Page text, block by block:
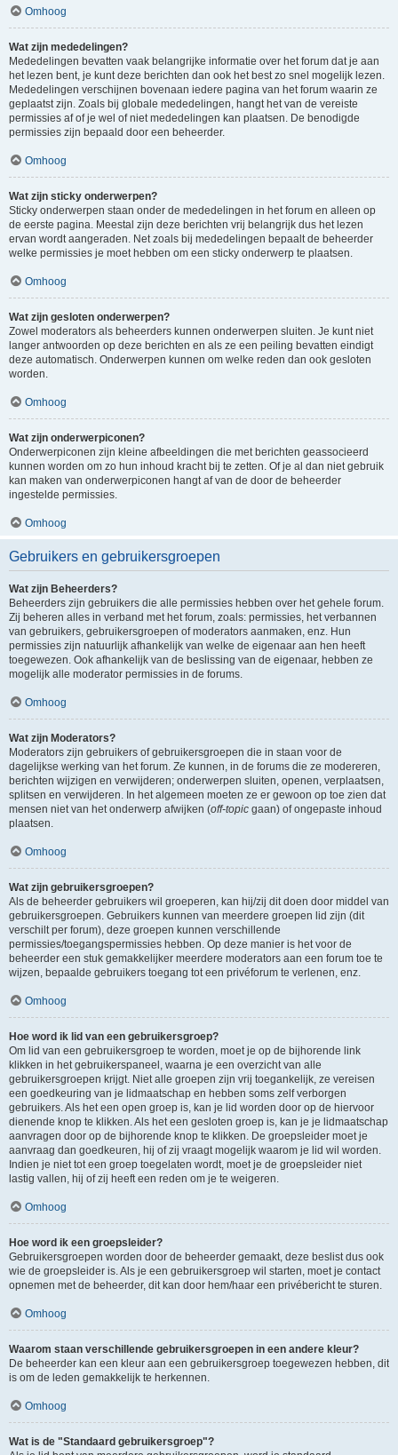
Omhoog
Wat zijn mededelingen?
Mededelingen bevatten vaak belangrijke informatie over het forum dat je aan
het lezen bent, je kunt deze berichten dan ook het best zo snel mogelijk lezen.
Mededelingen verschijnen bovenaan iedere pagina van het forum waarin ze
geplaatst zijn. Zoals bij globale mededelingen, hangt het van de vereiste
permissies af of je wel of niet mededelingen kan plaatsen. De benodigde
permissies zijn bepaald door een beheerder.
Omhoog
Wat zijn sticky onderwerpen?
Sticky onderwerpen staan onder de mededelingen in het forum en alleen op
de eerste pagina. Meestal zijn deze berichten vrij belangrijk dus het lezen
ervan wordt aangeraden. Net zoals bij mededelingen bepaalt de beheerder
welke permissies je moet hebben om een sticky onderwerp te plaatsen.
Omhoog
Wat zijn gesloten onderwerpen?
Zowel moderators als beheerders kunnen onderwerpen sluiten. Je kunt niet
langer antwoorden op deze berichten en als ze een peiling bevatten eindigt
deze automatisch. Onderwerpen kunnen om welke reden dan ook gesloten
worden.
Omhoog
Wat zijn onderwerpiconen?
Onderwerpiconen zijn kleine afbeeldingen die met berichten geassocieerd
kunnen worden om zo hun inhoud kracht bij te zetten. Of je al dan niet gebruik
kan maken van onderwerpiconen hangt af van de door de beheerder
ingestelde permissies.
Omhoog
Gebruikers en gebruikersgroepen
Wat zijn Beheerders?
Beheerders zijn gebruikers die alle permissies hebben over het gehele forum.
Zij beheren alles in verband met het forum, zoals: permissies, het verbannen
van gebruikers, gebruikersgroepen of moderators aanmaken, enz. Hun
permissies zijn natuurlijk afhankelijk van welke de eigenaar aan hen heeft
toegewezen. Ook afhankelijk van de beslissing van de eigenaar, hebben ze
mogelijk alle moderator permissies in de forums.
Omhoog
Wat zijn Moderators?
Moderators zijn gebruikers of gebruikersgroepen die in staan voor de
dagelijkse werking van het forum. Ze kunnen, in de forums die ze modereren,
berichten wijzigen en verwijderen; onderwerpen sluiten, openen, verplaatsen,
splitsen en verwijderen. In het algemeen moeten ze er gewoon op toe zien dat
mensen niet van het onderwerp afwijken (off-topic gaan) of ongepaste inhoud
plaatsen.
Omhoog
Wat zijn gebruikersgroepen?
Als de beheerder gebruikers wil groeperen, kan hij/zij dit doen door middel van
gebruikersgroepen. Gebruikers kunnen van meerdere groepen lid zijn (dit
verschilt per forum), deze groepen kunnen verschillende
permissies/toegangspermissies hebben. Op deze manier is het voor de
beheerder een stuk gemakkelijker meerdere moderators aan een forum toe te
wijzen, bepaalde gebruikers toegang tot een privéforum te verlenen, enz.
Omhoog
Hoe word ik lid van een gebruikersgroep?
Om lid van een gebruikersgroep te worden, moet je op de bijhorende link
klikken in het gebruikerspaneel, waarna je een overzicht van alle
gebruikersgroepen krijgt. Niet alle groepen zijn vrij toegankelijk, ze vereisen
een goedkeuring van je lidmaatschap en hebben soms zelf verborgen
gebruikers. Als het een open groep is, kan je lid worden door op de hiervoor
dienende knop te klikken. Als het een gesloten groep is, kan je je lidmaatschap
aanvragen door op de bijhorende knop te klikken. De groepsleider moet je
aanvraag dan goedkeuren, hij of zij vraagt mogelijk waarom je lid wil worden.
Indien je niet tot een groep toegelaten wordt, moet je de groepsleider niet
lastig vallen, hij of zij heeft een reden om je te weigeren.
Omhoog
Hoe word ik een groepsleider?
Gebruikersgroepen worden door de beheerder gemaakt, deze beslist dus ook
wie de groepsleider is. Als je een gebruikersgroep wil starten, moet je contact
opnemen met de beheerder, dit kan door hem/haar een privébericht te sturen.
Omhoog
Waarom staan verschillende gebruikersgroepen in een andere kleur?
De beheerder kan een kleur aan een gebruikersgroep toegewezen hebben, dit
is om de leden gemakkelijk te herkennen.
Omhoog
Wat is de "Standaard gebruikersgroep"?